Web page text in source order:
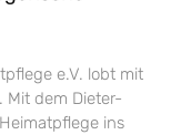
e.V. lobt mit
Mit dem Dieter-
ins